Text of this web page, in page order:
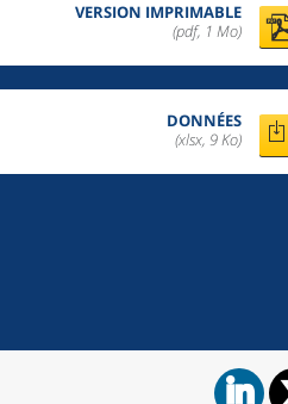
VERSION IMPRIMABLE
(pdf, 1 Mo)
DONNÉES
(xlsx, 9 Ko)